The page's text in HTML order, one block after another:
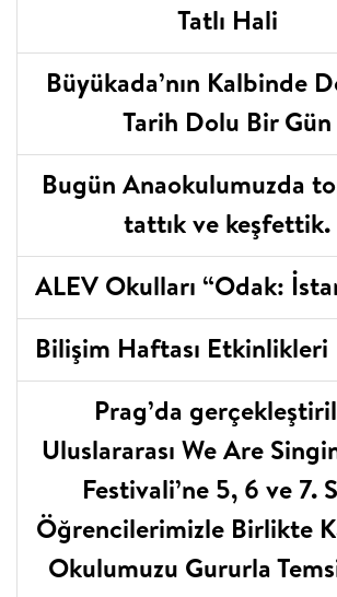
Tatlı Hali
Büyükada’nın Kalbinde
Tarih Dolu Bir Gün
Bugün Anaokulumuzda
tattık ve keşfettik.
ALEV Okulları “Odak:
Bilişim Haftası Etkinlikleri
Prag’da
Uluslararası We Are
Festivali’ne 5, 6 ve 7.
Öğrencilerimizle Birlikte
Okulumuzu Gururla